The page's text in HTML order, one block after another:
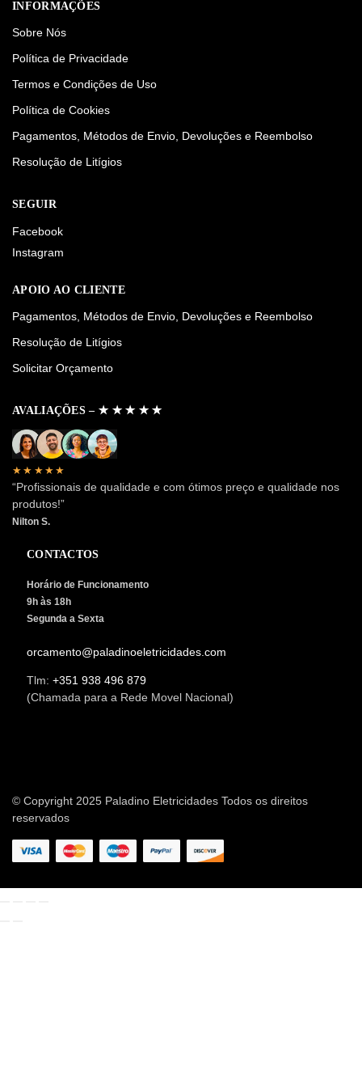
INFORMAÇÕES
Sobre Nós
Política de Privacidade
Termos e Condições de Uso
Política de Cookies
Pagamentos, Métodos de Envio, Devoluções e Reembolso
Resolução de Litígios
SEGUIR
Facebook
Instagram
APOIO AO CLIENTE
Pagamentos, Métodos de Envio, Devoluções e Reembolso
Resolução de Litígios
Solicitar Orçamento
AVALIAÇÕES – ✭ ✭ ✭ ✭ ✭
★★★★★
“Profissionais de qualidade e com ótimos preço e qualidade nos
produtos!”
Nilton S.
CONTACTOS
Horário de Funcionamento
9h às 18h
Segunda a Sexta
orcamento@paladinoeletricidades.com
Tlm: +351 938 496 879
(Chamada para a Rede Movel Nacional)
© Copyright 2025 Paladino Eletricidades Todos os direitos
reservados